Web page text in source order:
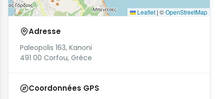
Leaflet | ©OpenStreetMap
Adresse
Paleopolis 163, Kanoni
491 00 Corfou, Grèce
Coordonnées GPS